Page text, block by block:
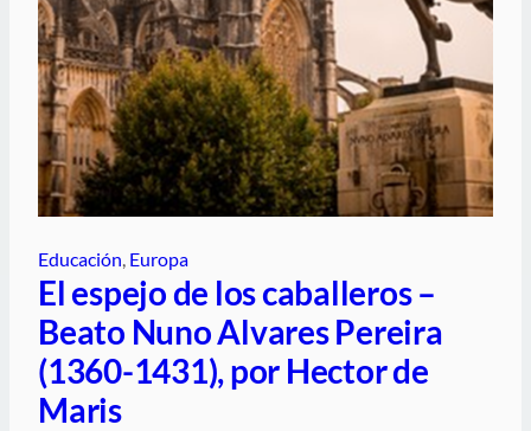
Educación Europa
El espejo de los caballeros –
Beato Nuno Alvares Pereira
(1360-1431), por Hector de
Maris